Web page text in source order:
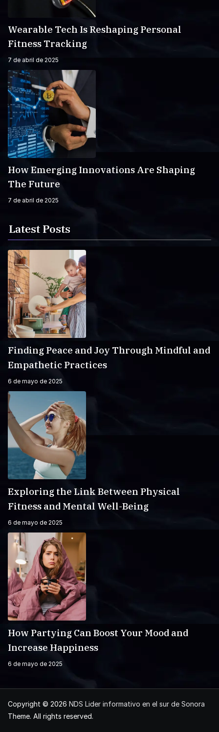
Wearable Tech Is Reshaping Personal
Fitness Tracking
7 de abril de 2025
How Emerging Innovations Are Shaping
The Future
7 de abril de 2025
Latest Posts
Finding Peace and Joy Through Mindful and
Empathetic Practices
6 de mayo de 2025
Exploring the Link Between Physical
Fitness and Mental Well-Being
6 de mayo de 2025
How Partying Can Boost Your Mood and
Increase Happiness
6 de mayo de 2025
Copyright © 2026 NDS Lider informativo en el sur de Sonora
Theme. All rights reserved.